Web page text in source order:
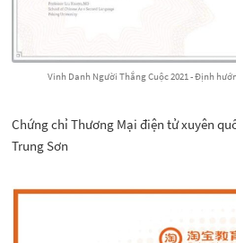
Vinh Danh Người Thắng Cuộc 2021 - Định
Chứng chỉ Thương Mại điện tử xuyên
Trung Sơn